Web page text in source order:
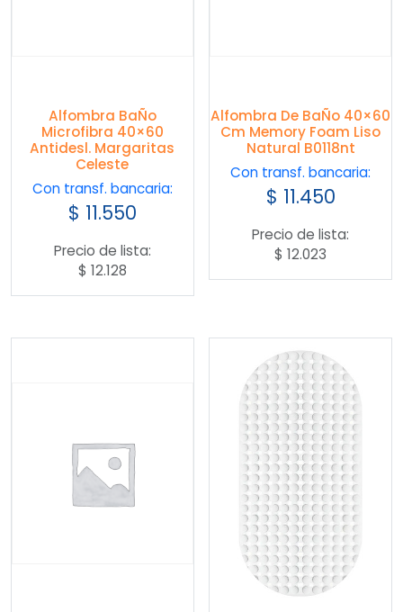
Alfombra BaÑo
Microfibra 40×60
Antidesl. Margaritas
Celeste
Con transf. bancaria:
$ 11.550
Precio de lista:
$ 12.128
Alfombra De BaÑo 40×60
Cm Memory Foam Liso
Natural B0118nt
Con transf. bancaria:
$ 11.450
Precio de lista:
$ 12.023